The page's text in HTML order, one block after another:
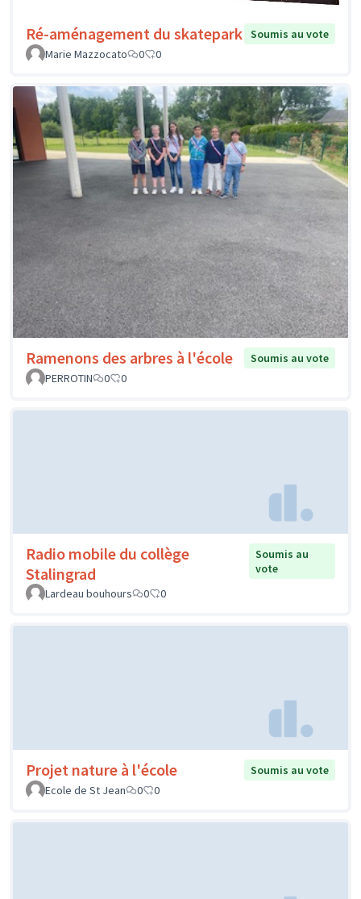
Ré-aménagement du skatepark Soumis au vote
Marie Mazzocato
0 0
Ramenons des arbres à l'école
Soumis au vote
PERROTIN
0 0
Radio mobile du collège
Stalingrad
Soumis au
vote
Lardeau bouhours
0 0
Projet nature à l'école
Soumis au vote
Ecole de St Jean
0 0